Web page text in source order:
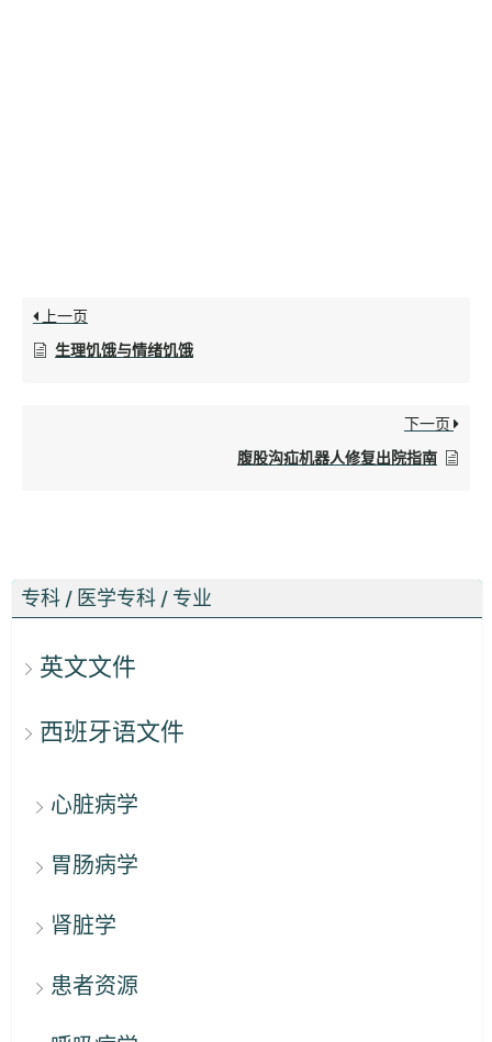
专科 / 医学专科 / 专业
英文文件
西班牙语文件
心脏病学
胃肠病学
肾脏学
患者资源
上一页
生理饥饿与情绪饥饿
下一页
腹股沟疝机器人修复出院指南